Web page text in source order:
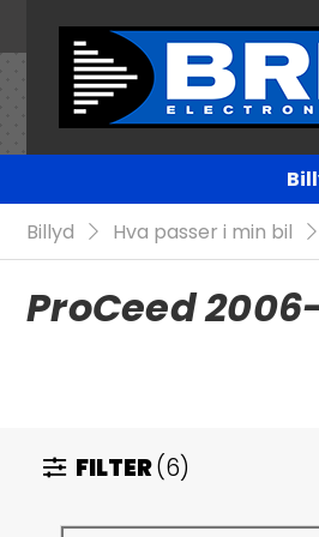
Billyd
Hva passer i min bil
ProCeed
FILTER(6)